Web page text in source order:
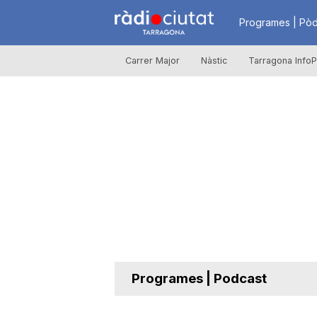
R
à
Programes |
Carrer Major Nàstic Tarragona
Programes | Podcast